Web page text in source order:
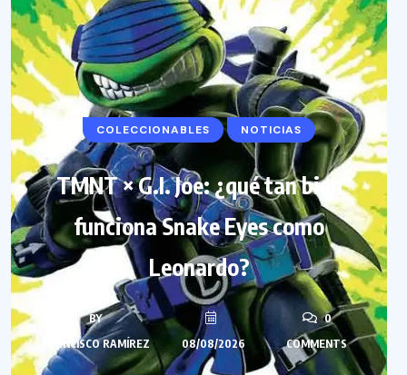
COLECCIONABLES NOTICIAS
TMNT × G.I. Joe: ¿qué tan bien
funciona Snake Eyes como
Leonardo?
BY
FRANCISCO RAMÍREZ
08/08/2026
0
COMMENTS